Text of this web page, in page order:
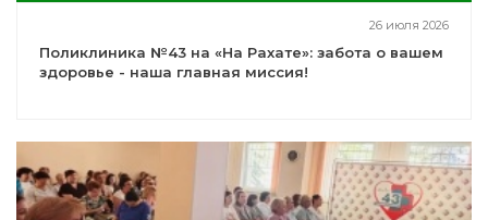
26 июля 2026
Поликлиника №43 на «На Рахате»: забота о вашем
здоровье - наша главная миссия!